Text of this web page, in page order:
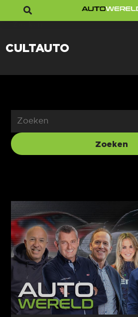
CULTAUTO